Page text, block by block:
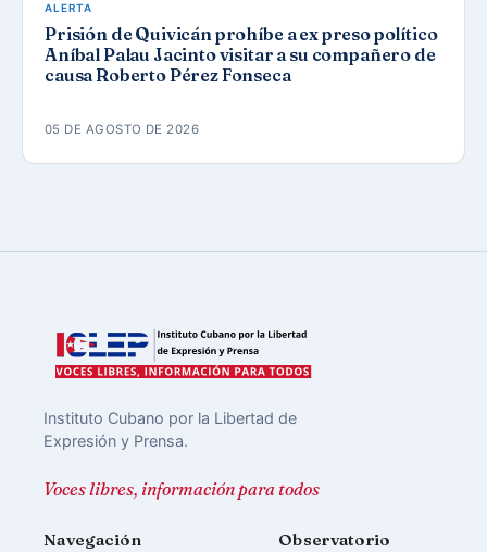
ALERTA
Prisión de Quivicán prohíbe a ex preso político
Aníbal Palau Jacinto visitar a su compañero de
causa Roberto Pérez Fonseca
05 DE AGOSTO DE 2026
Instituto Cubano por la Libertad de
Expresión y Prensa.
Voces libres, información para todos
Navegación Observatorio